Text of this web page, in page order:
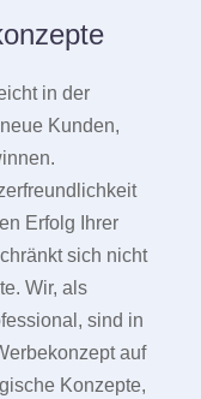
in der
Kunden,
Erfolg Ihrer
sich nicht
Wir, als
sind in
auf
Konzepte,